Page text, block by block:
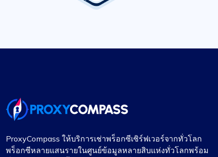
ProxyCompass ให้บริการเช่าพร็อกซีเซิร์ฟเวอร์จากทั่วโลก
พร็อกซีหลายแสนรายในศูนย์ข้อมูลหลายสิบแห่งทั่วโลกพร้อม